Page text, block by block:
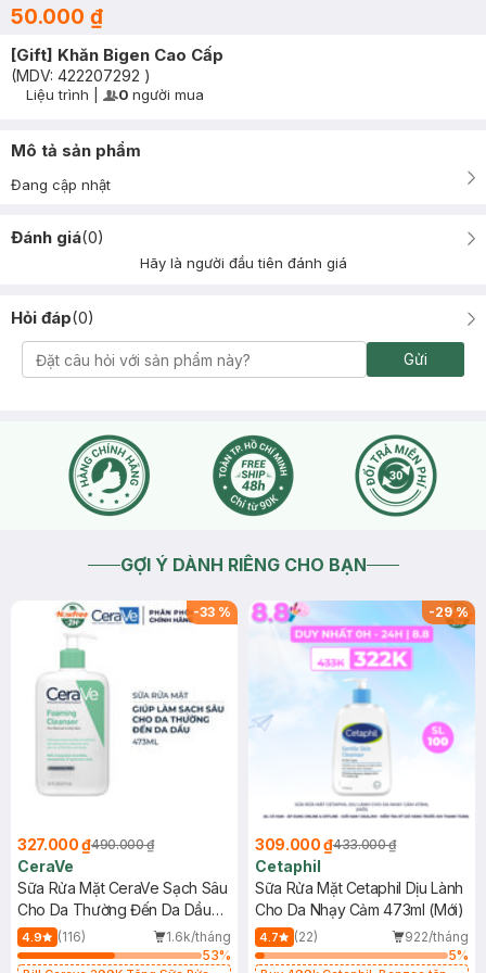
50.000 ₫
[Gift] Khăn Bigen Cao Cấp
(MDV: 422207292 )
Timer Gray Icon
Liệu trình User Product Icon
0 người mua
Mô tả sản phẩm
Đang cập nhật
Đánh giá(0)
Hãy là người đầu tiên đánh giá
Hỏi đáp(0)
Gửi
GỢI Ý DÀNH RIÊNG CHO BẠN
-33 %
327.000 ₫490.000 ₫
CeraVe
Sữa Rửa Mặt CeraVe Sạch Sâu
Cho Da Thường Đến Da Dầu
473ml
4.9 (116)
1.6k/tháng
53%
-29%
309.000 ₫433.000 ₫
Cetaphil
Sữa Rửa Mặt Cetaphil Dịu Lành
Cho Da Nhạy Cảm 473ml (Mới)
4.7 (22)
922/tháng
5%